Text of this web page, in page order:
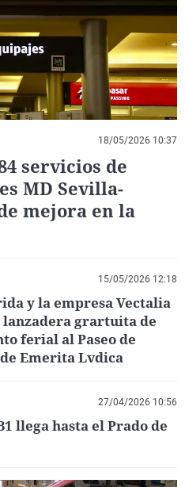
La rosa de los vientos
Gente viajera
Como el perro y el
Caso
Retornados
Equipo de
Operación Viuda
Extremadura
Galicia
La Rioja
Navarra
País Vasco
Virales
Televisión
Elecciones
18/05/2026 10:37
servicios de
MD Sevilla-
mejora en la
15/05/2026 12:18
y la empresa Vectalia
grartuita de
ferial al Paseo de
Emerita Lvdica
27/04/2026 10:56
llega hasta el Prado de